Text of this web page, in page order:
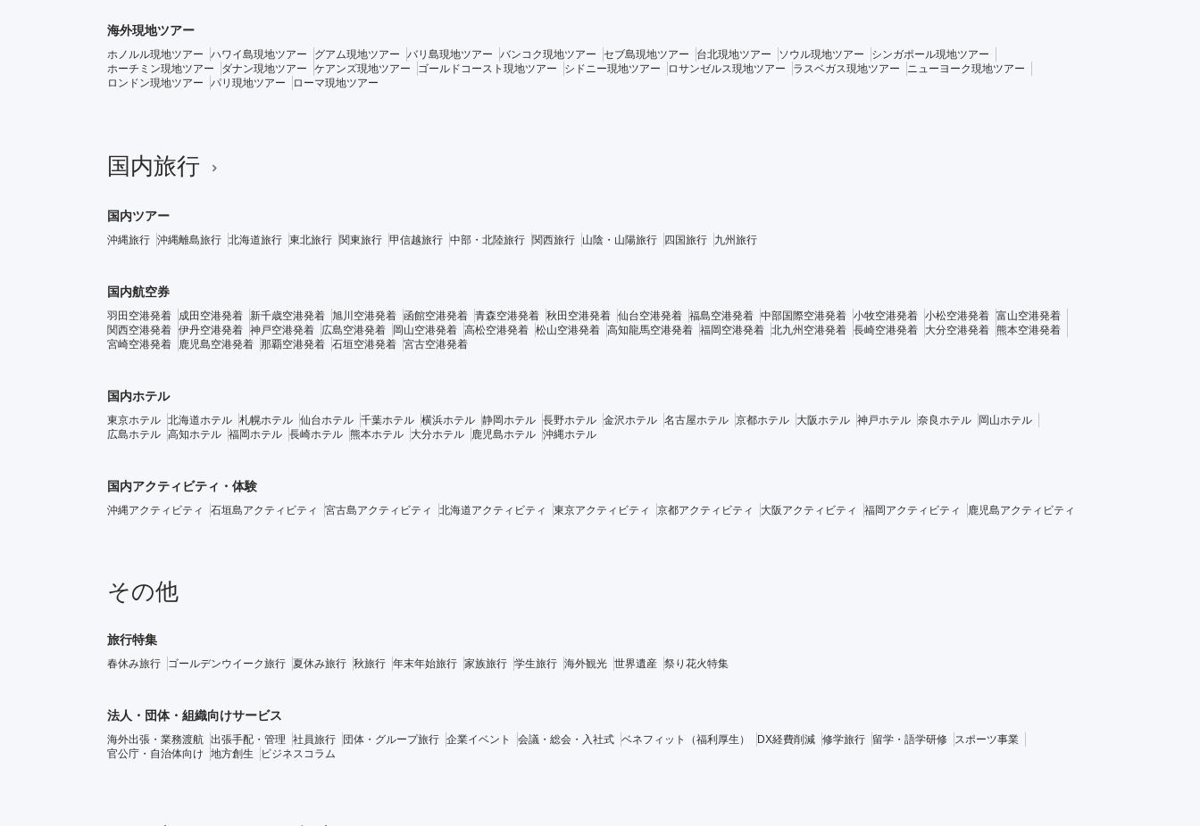
海外現地ツアー
ホノルル現地ツアー ハワイ島現地ツアー グアム現地ツアー バリ島現地ツアー バンコク現地ツアー セブ島現地ツアー 台北現地ツアー ソウル現地ツアー
シンガポール現地ツアー
ホーチミン現地ツアー
ダナン現地ツアー ケアンズ現地ツアー ゴールドコースト現地ツアー シドニー現地ツアー ロサンゼルス現地ツアー ラスベガス現地ツアー
ニューヨーク現地ツアー
ロンドン現地ツアー
パリ現地ツアー ローマ現地ツアー
国内旅行
国内ツアー
沖縄旅行 沖縄離島旅行 北海道旅行 東北旅行 関東旅行 甲信越旅行 中部・北陸旅行 関西旅行 山陰・山陽旅行 四国旅行 九州旅行
国内航空券
羽田空港発着 成田空港発着 新千歳空港発着 旭川空港発着 函館空港発着 青森空港発着 秋田空港発着 仙台空港発着 福島空港発着 中部国際空港発着 小牧空港発着 小松空港発着 富山空港発着
関西空港発着 伊丹空港発着 神戸空港発着 広島空港発着 岡山空港発着 高松空港発着 松山空港発着 高知龍馬空港発着 福岡空港発着 北九州空港発着 長崎空港発着 大分空港発着 熊本空港発着
宮崎空港発着
鹿児島空港発着 那覇空港発着 石垣空港発着 宮古空港発着
国内ホテル
東京ホテル 北海道ホテル 札幌ホテル 仙台ホテル 千葉ホテル 横浜ホテル 静岡ホテル 長野ホテル 金沢ホテル 名古屋ホテル 京都ホテル 大阪ホテル 神戸ホテル 奈良ホテル
岡山ホテル
広島ホテル 高知ホテル 福岡ホテル 長崎ホテル 熊本ホテル 大分ホテル 鹿児島ホテル 沖縄ホテル
国内アクティビティ・体験
沖縄アクティビティ 石垣島アクティビティ 宮古島アクティビティ 北海道アクティビティ 東京アクティビティ 京都アクティビティ 大阪アクティビティ 福岡アクティビティ 鹿児島アクティビティ
その他
旅行特集
春休み旅行 ゴールデンウイーク旅行 夏休み旅行 秋旅行 年末年始旅行 家族旅行 学生旅行 海外観光 世界遺産 祭り花火特集
法人・団体・組織向けサービス
海外出張・業務渡航 出張手配・管理 社員旅行 団体・グループ旅行 企業イベント 会議・総会・入社式 ベネフィット（福利厚生） DX経費削減 修学旅行 留学・語学研修
スポーツ事業
官公庁・自治体向け
地方創生 ビジネスコラム